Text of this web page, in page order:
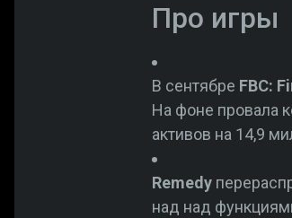
Про игры
В сентябре FBC:
На фоне провала
активов на 14,9
Remedy
над над